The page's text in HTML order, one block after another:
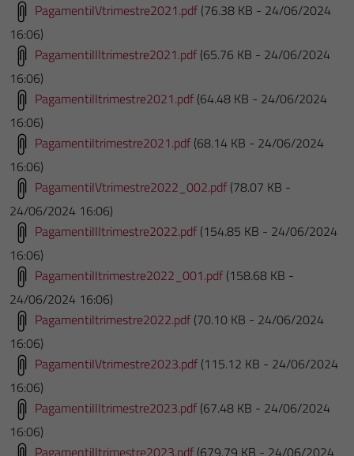
PagamentiIVtrimestre2021.pdf (76.38 KB - 24/06/2024
16:06)
PagamentiIIItrimestre2021.pdf (65.76 KB - 24/06/2024
16:06)
PagamentiIItrimestre2021.pdf (64.48 KB - 24/06/2024
16:06)
PagamentiItrimestre2021.pdf (68.14 KB - 24/06/2024
16:06)
PagamentiIVtrimestre2022_002.pdf (78.07 KB -
24/06/2024 16:06)
PagamentiIIItrimestre2022.pdf (154.85 KB - 24/06/2024
16:06)
PagamentiIItrimestre2022_001.pdf (158.68 KB -
24/06/2024 16:06)
PagamentiItrimestre2022.pdf (70.10 KB - 24/06/2024
16:06)
PagamentiIVtrimestre2023.pdf (115.12 KB - 24/06/2024
16:06)
PagamentiIIItrimestre2023.pdf (67.48 KB - 24/06/2024
16:06)
PagamentiIItrimestre2023.pdf (679.79 KB - 24/06/2024